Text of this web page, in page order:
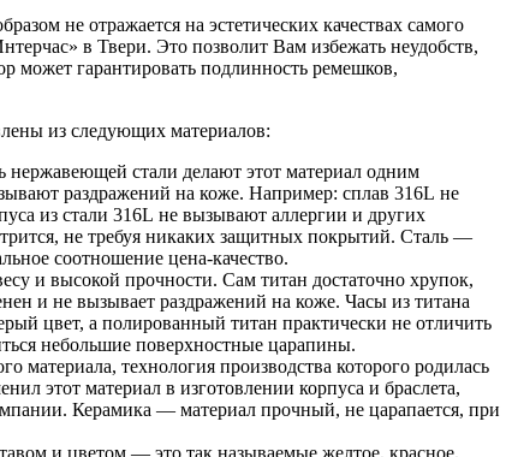
не отражается на эстетических качествах самого
в Твери. Это позволит Вам избежать неудобств,
может гарантировать подлинность ремешков,
из следующих материалов:
нержавеющей стали делают этот материал одним
раздражений на коже. Например: сплав 316L не
из стали 316L не вызывают аллергии и других
не требуя никаких защитных покрытий. Сталь —
соотношение цена-качество.
и высокой прочности. Сам титан достаточно хрупок,
и не вызывает раздражений на коже. Часы из титана
цвет, а полированный титан практически не отличить
небольшие поверхностные царапины.
технология производства которого родилась
этот материал в изготовлении корпуса и браслета,
Керамика — материал прочный, не царапается, при